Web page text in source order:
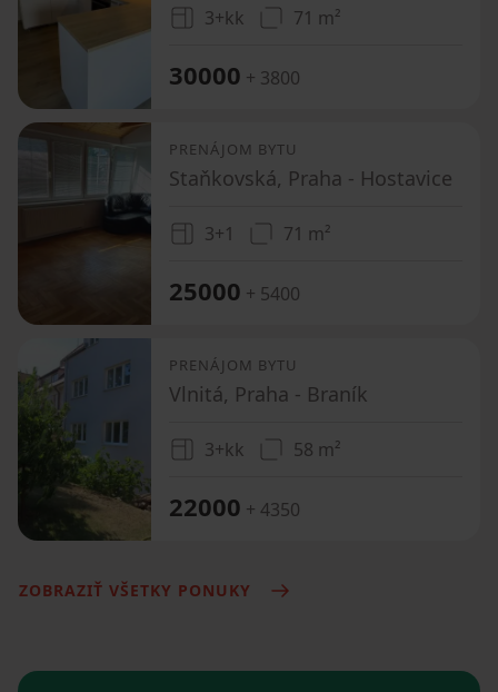
3+kk 71 m²
30000 + 3800
PRENÁJOM BYTU
Staňkovská, Praha - Hostavice
3+1 71 m²
25000 + 5400
PRENÁJOM BYTU
Vlnitá, Praha - Braník
3+kk 58 m²
22000 + 4350
ZOBRAZIŤ VŠETKY PONUKY